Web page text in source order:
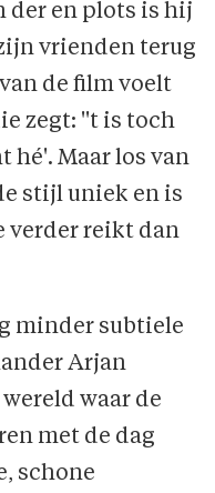
der en plots is hij
vrienden terug
de film voelt
zegt: ''t is toch
hé'. Maar los van
stijl uniek en is
verder reikt dan
minder subtiele
Arjan
waar de
met de dag
schone